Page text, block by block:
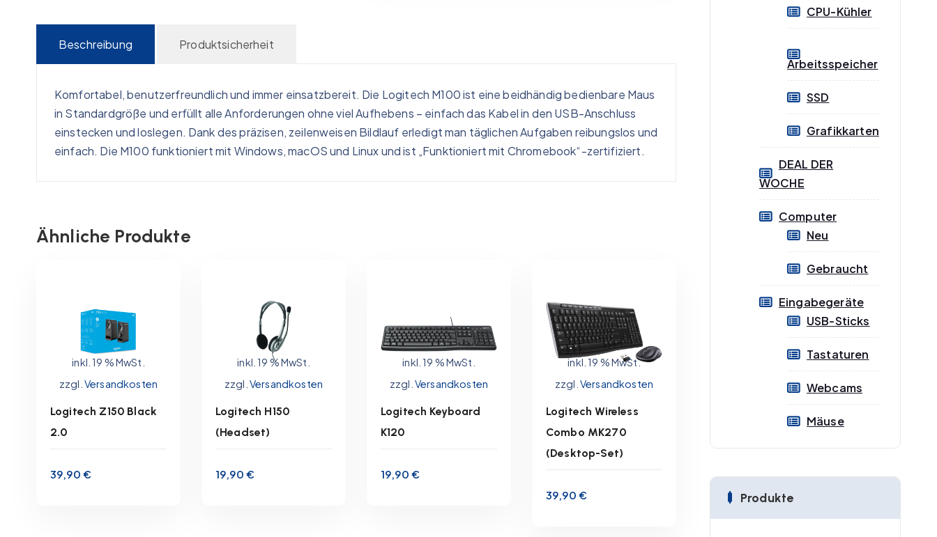
Beschreibung Produktsicherheit
Komfortabel, benutzerfreundlich und immer einsatzbereit. Die Logitech M100 ist eine beidhändig bedienbare Maus
in Standardgröße und erfüllt alle Anforderungen ohne viel Aufhebens – einfach das Kabel in den USB-Anschluss
einstecken und loslegen. Dank des präzisen, zeilenweisen Bildlauf erledigt man täglichen Aufgaben reibungslos und
einfach. Die M100 funktioniert mit Windows, macOS und Linux und ist „Funktioniert mit Chromebook“-zertifiziert.
Ähnliche Produkte
inkl. 19 % MwSt.
zzgl. Versandkosten
Lieferzeit: 1-3
Logitech Z150 Black
2.0
39,90 €
inkl. 19 % MwSt.
zzgl. Versandkosten
Lieferzeit:
Logitech H150
(Headset)
19,90 €
inkl. 19 % MwSt.
zzgl. Versandkosten
Lieferzeit:
Werktage
Logitech Keyboard
K120
19,90 €
inkl. 19 % MwSt.
zzgl. Versandkosten
Lieferzeit:
IN DEN
WARENKORB
Logitech Wireless
Combo MK270
(Desktop-Set)
39,90 €
CPU-Kühler
Arbeitsspeicher
SSD
Grafikkarten
DEAL DER
WOCHE
Computer
Neu
Gebraucht
Eingabegeräte
USB-Sticks
Tastaturen
Webcams
Mäuse
Produkte